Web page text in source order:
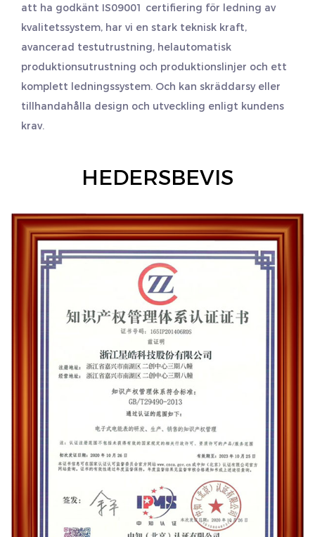
att ha godkänt IS09001 certifiering för ledning av
kvalitetssystem, har vi en stark teknisk kraft,
avancerad testutrustning, helautomatisk
produktionsutrustning och produktionslinjer och ett
komplett ledningssystem. Och kan skräddarsy eller
tillhandahålla design och utveckling enligt kundens
krav.
HEDERSBEVIS